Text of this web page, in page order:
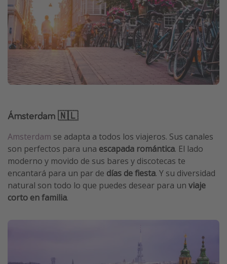
Ámsterdam 🇳🇱
Amsterdam se adapta a todos los viajeros. Sus canales
son perfectos para una escapada romántica. El lado
moderno y movido de sus bares y discotecas te
encantará para un par de días de fiesta. Y su diversidad
natural son todo lo que puedes desear para un viaje
corto en familia.